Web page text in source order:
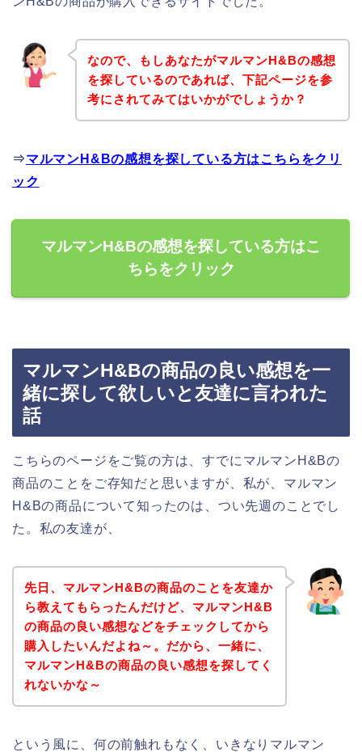
なので、もしあなたがマルマンH&Bの感想
を探しているのであれば、下記ページを参
考にされてみてはいかがでしょうか？
⇒マルマンH&Bの感想を探している方はこちらをクリ
ック
マルマンH&Bの感想を探している方はこ
ちらをクリック
マルマンH&Bの商品の良い感想を一
緒に探して欲しいと友達に言われた
話
こちらのページをご覧の方は、すでにマルマンH&Bの
商品のことをご存知だと思いますが、私が、マルマン
H&Bの商品について知ったのは、つい先週のことでし
た。私の友達が、
先日、マルマンH&Bの商品のことを友達か
ら教えてもらったんだけど、マルマンH&B
の商品の良い感想などをチェックしてから
購入したいんだよね～。だから、一緒に、
マルマンH&Bの商品の良い感想を探してく
れないかな～
という風に、何の前触れもなく、いきなりマルマン